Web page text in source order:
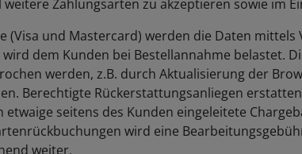
weitere Zahlungsarten zu akzeptieren sowie im
(Visa und Mastercard) werden die Daten mittels
dem Kunden bei Bestellannahme belastet.
werden, z.B. durch Aktualisierung der
Berechtigte Rückerstattungsanliegen
etwaige seitens des Kunden eingeleitete
wird eine
weiter.